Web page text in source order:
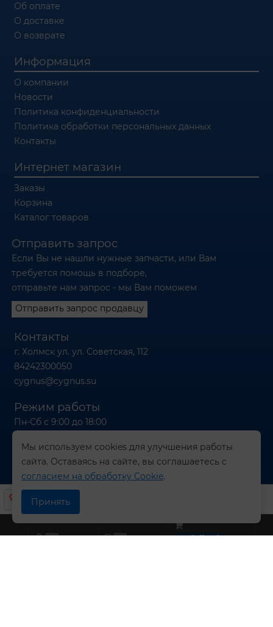
Об оплате
О доставке
О возврате
Информация
О компании
Новости
Политика конфиденциальности
Политика обработки персональных данных
Контакты
Интернет магазин
Заказы
Корзина
Каталог товаров
Отправить запрос
Если Вы не нашли нужные запчасти, или Вам
требуется помощь в подборе,
отправьте нам запрос - мы Вам поможем
Отправить запрос продавцу
Контакты
г. Холмск ул. ул. Советская, 112
84242300050
cygnus@cygnus.su
Режим работы
Пн-Сб с 9:00 до 18:00
0 0 undefined
Мы используем cookies для улучшения работы
сайта. Оставаясь на сайте, вы соглашаетесь с
согласием на обработку Cookie.
Принять